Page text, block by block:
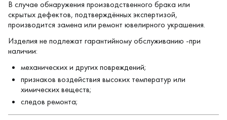
В случае обнаружения производственного брака или
скрытых дефектов, подтверждённых экспертизой,
производится замена или ремонт ювелирного украшения.
Изделия не подлежат гарантийному обслуживанию -при
наличии:
механических и других повреждений;
признаков воздействия высоких температур или
химических веществ;
следов ремонта;